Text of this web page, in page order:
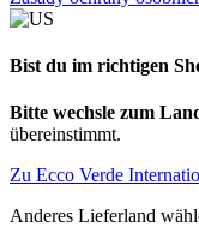
Bist du im richtigen
Bitte wechsle zum
übereinstimmt.
Zu Ecco Verde
Anderes Lieferland